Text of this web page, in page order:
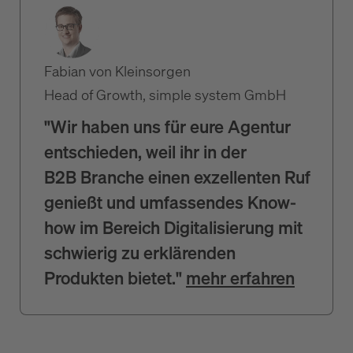
Fabian von Kleinsorgen
Head of Growth, simple system GmbH
"Wir haben uns für eure Agentur
entschieden, weil ihr in der
B2B Branche einen exzellenten Ruf
genießt und umfassendes Know-
how im Bereich Digitalisierung mit
schwierig zu erklärenden
Produkten bietet." mehr erfahren